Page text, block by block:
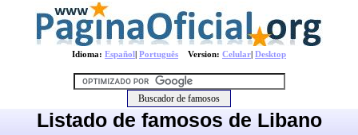
Idioma: Español| Português Version: Celular| Desktop
Listado de famosos de Libano